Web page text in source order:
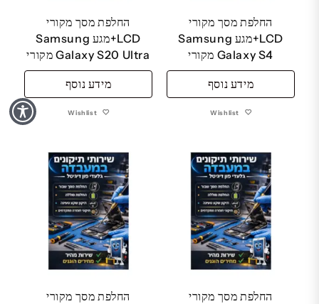
החלפת מסך מקורי
LCD+מגע Samsung
Galaxy S4 מקורי
מידע נוסף
Wishlist
החלפת מסך מקורי
LCD+מגע Samsung
Galaxy S20 Ultra מקורי
מידע נוסף
Wishlist
החלפת מסך מקורי
החלפת מסך מקורי